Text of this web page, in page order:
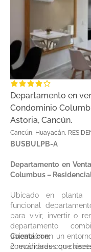
Departamento en
Condominio
Astoria, Cancún.
Cancún, Huayacán,
BUSBULPB-A
Departamento en
Columbus –
Ubicado en planta
funcional
para vivir, invertir o
departamento
ubicación en un
comodidades que
Cuenta con:
2 recámaras con